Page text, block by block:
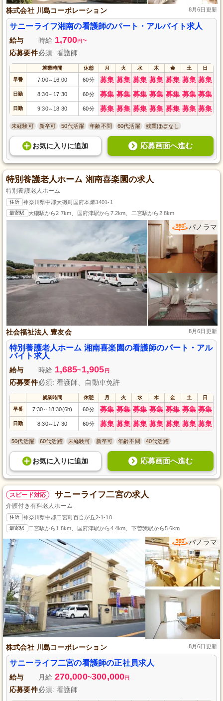
株式会社 川島コーポレーション 8月6日更新
サニーライフ湘南の看護師のパート・アルバイト求人
給与 時給 1,700円 ~
応募要件必須: 看護師
就業時間 休憩 月 火 水 木 金 土 日
早番 7:00～ 16:00 60分 募集 募集 募集 募集 募集 募集 募集
日勤 8:30～ 17:30 60分 募集 募集 募集 募集 募集 募集 募集
日勤 9:30～ 18:30 60分 募集 募集 募集 募集 募集 募集 募集
未経験可 新卒可 50代活躍 年齢不問 60代活躍 残業ほぼなし
お気に入り に追加 応募画面へ進む
特別養護老人ホーム 湘南喜楽園の求人
特別養護老人ホーム
住所 神奈川県中郡大磯町国府本郷1401-1
最寄駅 大磯駅から2.7km、国府津駅から7.2km、二宮駅から2.8km
パノラマ
社会福祉法人 豊友会 8月6日更新
特別養護老人ホーム 湘南喜楽園の看護師のパート・アル
バイト求人
給与 時給 1,685~1,905 円
応募要件必須: 看護師、自動車免許
就業時間 休憩 月 火 水 木 金 土 日
早番 7:30～ 18:30(6h) 60分 募集 募集 募集 募集 募集 募集 募集
日勤 8:30～ 17:30 60分 募集 募集 募集 募集 募集 募集 募集
50代活躍 60代活躍 未経験可 新卒可 年齢不問 40代活躍
お気に入り に追加 応募画面へ進む
スピード対応 サニーライフ二宮の求人
介護付き有料老人ホーム
住所 神奈川県中郡二宮町百合が丘2-1-10
最寄駅 二宮駅から1.8km、国府津駅から4.4km、下曽我駅から5.6km
パノラマ
株式会社 川島コーポレーション 8月6日更新
サニーライフ二宮の看護師の正社員求人
給与 月給 270,000~300,000円
応募要件必須: 看護師